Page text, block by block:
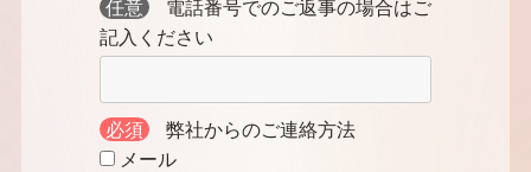
任意
電話番号でのご返事の場合はご
記入ください
必須
弊社からのご連絡方法
メール